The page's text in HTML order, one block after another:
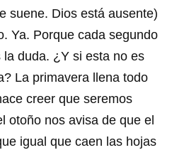
suene. Dios está ausente)
Ya. Porque cada segundo
duda. ¿Y si esta no es
La primavera llena todo
creer que seremos
otoño nos avisa de que el
igual que caen las hojas